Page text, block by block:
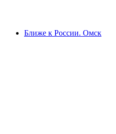
Ближе к России. Омск